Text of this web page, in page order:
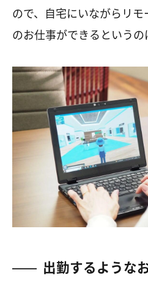
ので、自宅にいながらリ
のお仕事ができるというの
出勤するような